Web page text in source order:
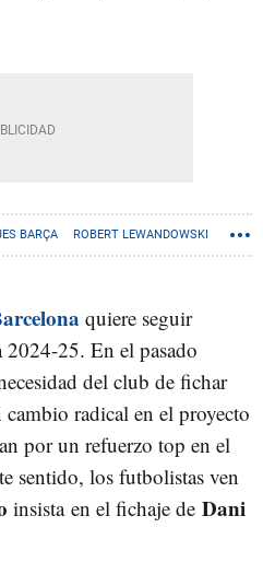
BARÇA ROBERT LEWANDOWSKI
quiere seguir
2024-25. En el pasado
del club de fichar
cambio radical en el proyecto
por un refuerzo top en el
sentido, los futbolistas ven
insista en el fichaje de Dani